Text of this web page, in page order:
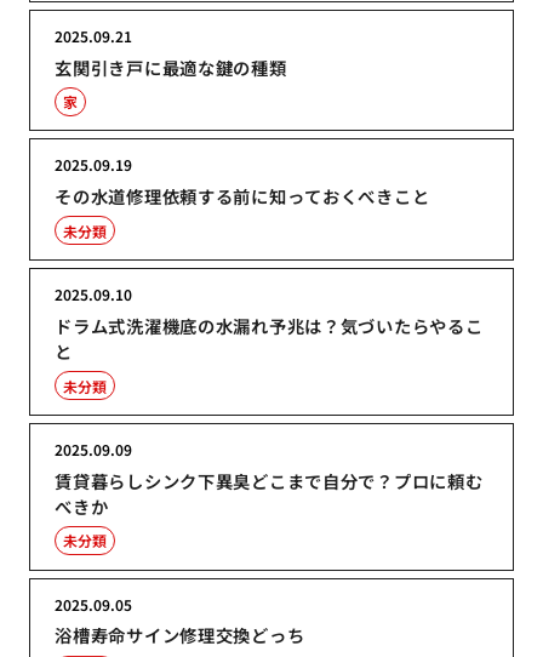
玄関引き戸に最適な鍵の種類
2025.09.21
家
その水道修理依頼する前に知っておくべきこと
2025.09.19
未分類
ドラム式洗濯機底の水漏れ予兆は？気づいたらやるこ
と
2025.09.10
未分類
賃貸暮らしシンク下異臭どこまで自分で？プロに頼む
べきか
2025.09.09
未分類
浴槽寿命サイン修理交換どっち
2025.09.05